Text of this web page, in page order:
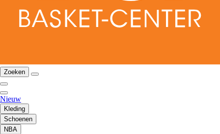
Zoeken
Nieuw
Kleding
Schoenen
NBA